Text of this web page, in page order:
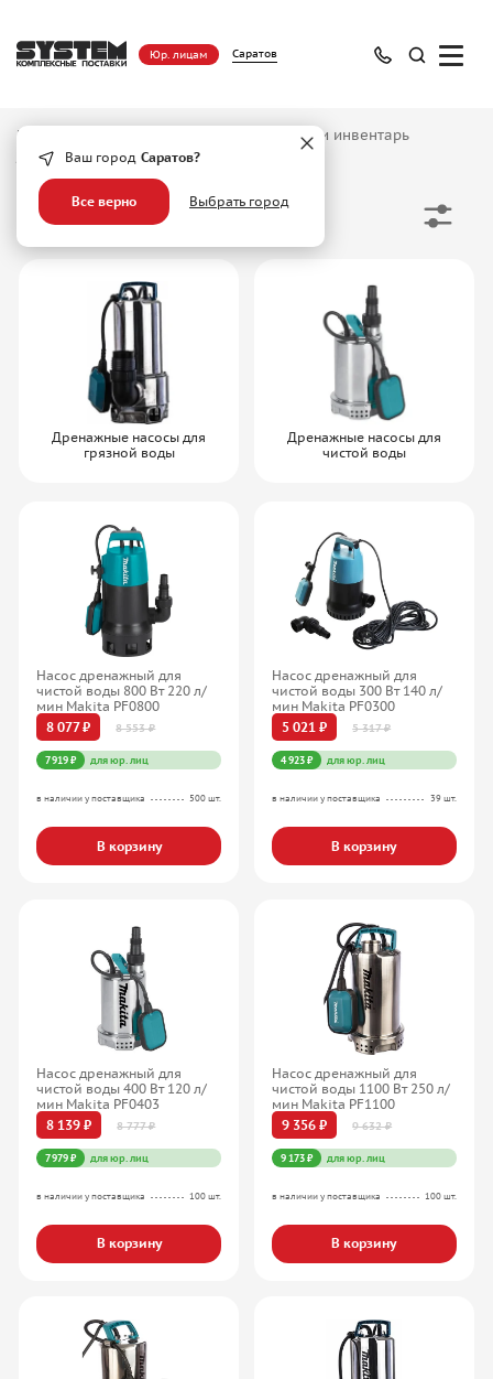
Ваш город Саратов?
Все верно Выбрать город
Юр. лицам Саратов
Главная
Садовый инструмент и инвентарь
Погружные насосы
Погружные насосы
Дренажные насосы для
грязной воды
Дренажные насосы для
чистой воды
Насос дренажный для
чистой воды 800 Вт 220 л/
мин Makita PF0800
8 077 ₽
8 553 ₽
7 919 ₽ для юр. лиц
в наличии у поставщика 500 шт.
В корзину
Насос дренажный для
чистой воды 300 Вт 140 л/
мин Makita PF0300
5 021 ₽
5 317 ₽
4 923 ₽ для юр. лиц
в наличии у поставщика 39 шт.
В корзину
Насос дренажный для
чистой воды 400 Вт 120 л/
мин Makita PF0403
8 139 ₽
8 777 ₽
7 979 ₽ для юр. лиц
в наличии у поставщика 100 шт.
В корзину
Насос дренажный для
чистой воды 1100 Вт 250 л/
мин Makita PF1100
9 356 ₽
9 632 ₽
9 173 ₽ для юр. лиц
в наличии у поставщика 100 шт.
В корзину